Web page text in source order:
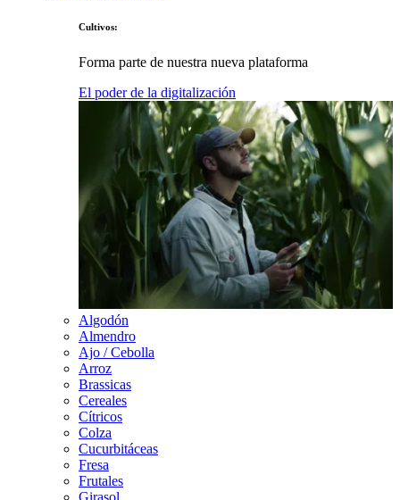
Cultivos:
Forma parte de nuestra nueva plataforma
El poder de la digitalización
Algodón
Almendro
Ajo / Cebolla
Arroz
Brassicas
Cereales
Cítricos
Colza
Cucurbitáceas
Fresa
Frutales